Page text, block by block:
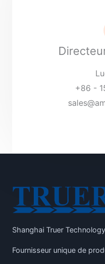
+86 -
Shanghai Truer
Fournisseur unique de